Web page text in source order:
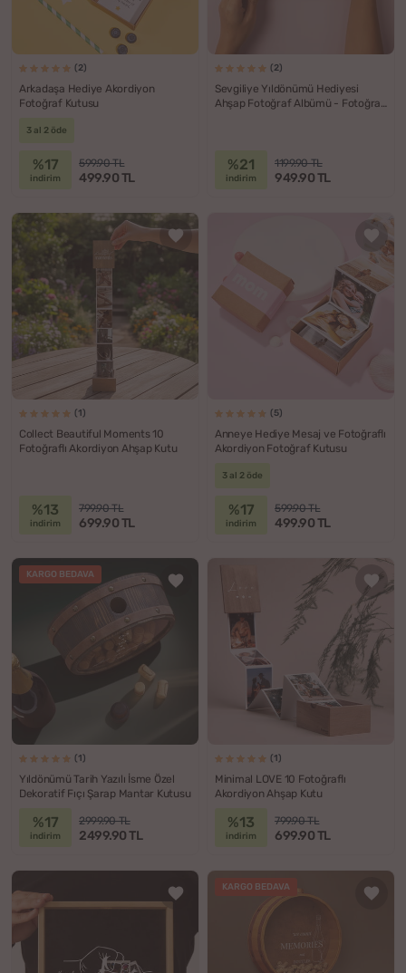
(2)
Arkadaşa Hediye Akordiyon
Fotoğraf Kutusu
3 al 2 öde
%17
indirim
599.90 TL
499.90 TL
(2)
Sevgiliye Yıldönümü Hediyesi
Ahşap Fotoğraf Albümü - Fotoğraf
%21
indirim
1199.90 TL
949.90 TL
(1)
Collect Beautiful Moments 10
Fotoğraflı Akordiyon Ahşap Kutu
%13
indirim
799.90 TL
699.90 TL
(5)
Anneye Hediye Mesaj ve Fotoğraflı
Akordiyon Fotoğraf Kutusu
3 al 2 öde
%17
indirim
599.90 TL
499.90 TL
KARGO BEDAVA
(1)
Yıldönümü Tarih Yazılı İsme Özel
Dekoratif Fıçı Şarap Mantar Kutusu
%17
indirim
2999.90 TL
2499.90 TL
(1)
Minimal LOVE 10 Fotoğraflı
Akordiyon Ahşap Kutu
%13
indirim
799.90 TL
699.90 TL
KARGO BEDAVA